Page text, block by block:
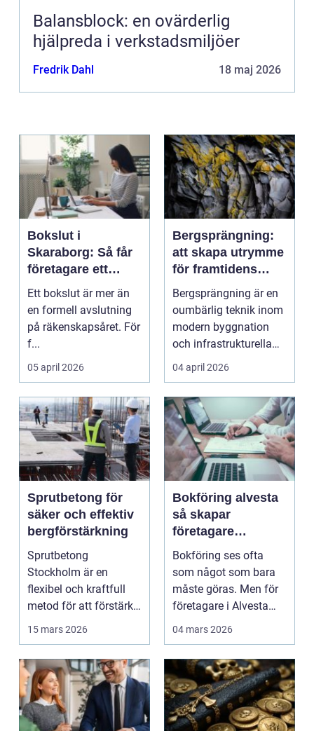
Balansblock: en ovärderlig
hjälpreda i verkstadsmiljöer
Fredrik Dahl 18 maj 2026
Bokslut i
Skaraborg: Så får
företagare ett
tryggt avslut på
året
Ett bokslut är mer än
en formell avslutning
på räkenskapsåret. För
f...
05 april 2026
Bergsprängning:
att skapa utrymme
för framtidens
infrastruktur
Bergsprängning är en
oumbärlig teknik inom
modern byggnation
och infrastrukturella
fr...
04 april 2026
Sprutbetong för
säker och effektiv
bergförstärkning
Sprutbetong
Stockholm är en
flexibel och kraftfull
metod för att förstärka
berg,...
15 mars 2026
Bokföring alvesta
så skapar
företagare
trygghet och
kontroll i vardagen
Bokföring ses ofta
som något som bara
måste göras. Men för
företagare i Alvesta
kan en genomtänkt
04 mars 2026